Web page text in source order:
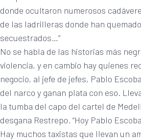
donde ocultaron numerosos
de las ladrilleras donde han
secuestrados…”
No se habla de las historias más
violencia, y en cambio hay quienes
negocio, al jefe de jefes, Pablo
del narco y ganan plata con eso.
la tumba del capo del cartel de
desgana Restrepo. “Hoy Pablo
Hay muchos taxistas que llevan un